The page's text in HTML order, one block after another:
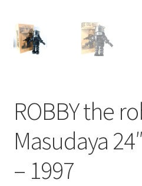
ROBBY the
Masudaya
– 1997